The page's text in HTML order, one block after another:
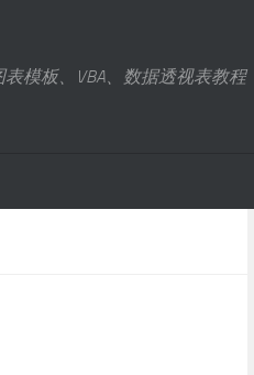
模板、VBA、数据透视表教程